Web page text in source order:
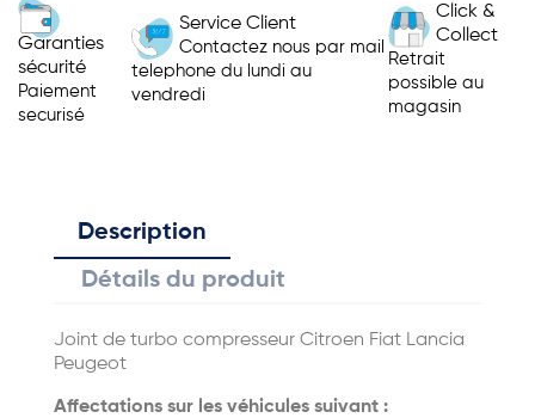
Garanties
sécurité
Paiement
securisé
Service Client
Contactez nous par mail
telephone du lundi au
vendredi
Click &
Collect
Retrait
possible au
magasin
Description
Détails du produit
Joint de turbo compresseur Citroen Fiat Lancia
Peugeot
Affectations sur les véhicules suivant :